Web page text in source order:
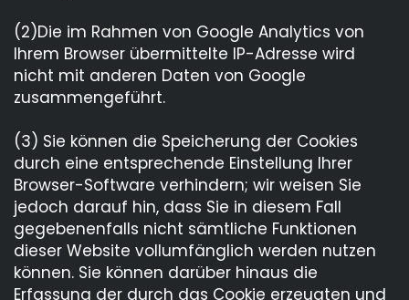
(2)Die im Rahmen von Google Analytics von
Ihrem Browser übermittelte IP-Adresse wird
nicht mit anderen Daten von Google
zusammengeführt.
(3) Sie können die Speicherung der Cookies
durch eine entsprechende Einstellung Ihrer
Browser-Software verhindern; wir weisen Sie
jedoch darauf hin, dass Sie in diesem Fall
gegebenenfalls nicht sämtliche Funktionen
dieser Website vollumfänglich werden nutzen
können. Sie können darüber hinaus die
Erfassung der durch das Cookie erzeugten und